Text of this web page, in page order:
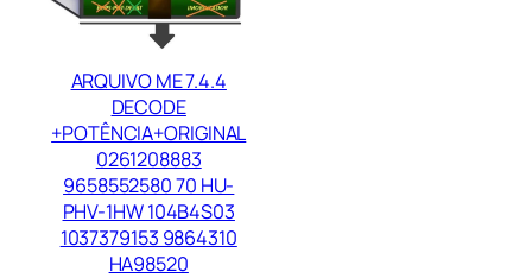
ARQUIVO ME 7.4.4
DECODE
+POTÊNCIA+ORIGINAL
0261208883
9658552580 70 HU-
PHV-1HW 104B4S03
1037379153 9864310
HA98520